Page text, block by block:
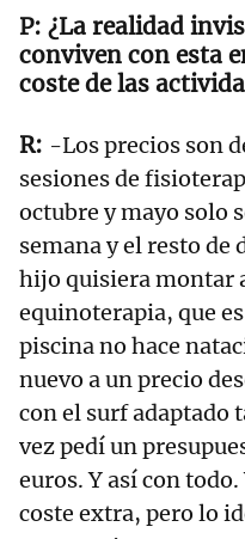
¿La realidad
conviven con esta
coste de las
-Los precios son
sesiones de
octubre y mayo solo
semana y el resto de
hijo quisiera montar
equinoterapia, que
piscina no hace
nuevo a un precio
con el surf adaptado
vez pedí un
euros. Y así con
coste extra, pero lo